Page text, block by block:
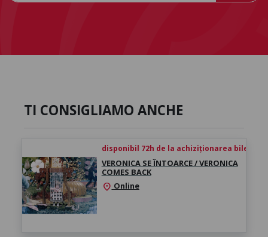
TI CONSIGLIAMO ANCHE
disponibil 72h de la achiziționarea biletului
VERONICA SE ÎNTOARCE / VERONICA
COMES BACK
location_on Online